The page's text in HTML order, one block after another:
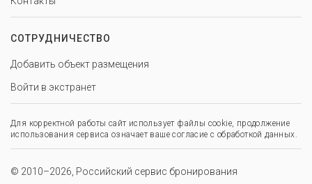
СОТРУДНИЧЕСТВО
Добавить объект размещения
Войти в экстранет
Для корректной работы сайт использует файлы cookie, продолжение
использования сервиса означает ваше согласие с обработкой данных.
© 2010–2026, Российский сервис бронирования